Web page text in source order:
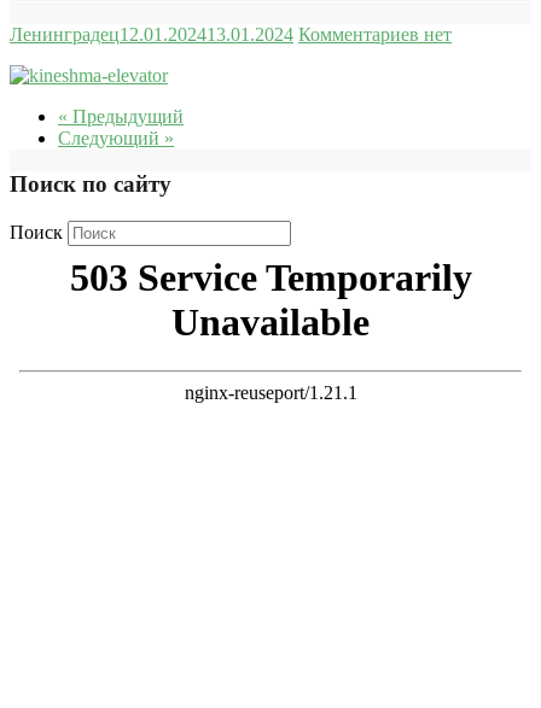
Ленинградец12.01.202413.01.2024 Комментариев нет
« Предыдущий
Следующий »
Поиск по сайту
Поиск